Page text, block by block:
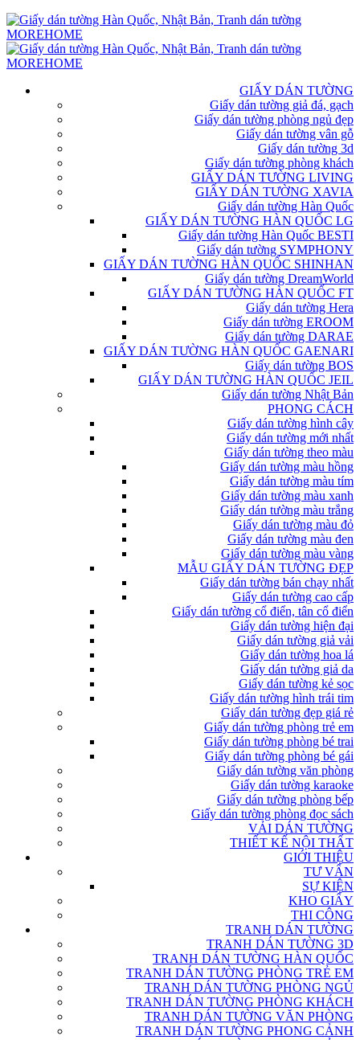
GIẤY DÁN TƯỜNG
Giấy dán tường giả đá, gạch
Giấy dán tường phòng ngủ đẹp
Giấy dán tường vân gỗ
Giấy dán tường 3d
Giấy dán tường phòng khách
GIẤY DÁN TƯỜNG LIVING
GIẤY DÁN TƯỜNG XAVIA
Giấy dán tường Hàn Quốc
GIẤY DÁN TƯỜNG HÀN QUỐC LG
Giấy dán tường Hàn Quốc BESTI
Giấy dán tường SYMPHONY
GIẤY DÁN TƯỜNG HÀN QUỐC SHINHAN
Giấy dán tường DreamWorld
GIẤY DÁN TƯỜNG HÀN QUỐC FT
Giấy dán tường Hera
Giấy dán tường EROOM
Giấy dán tường DARAE
GIẤY DÁN TƯỜNG HÀN QUỐC GAENARI
Giấy dán tường BOS
GIẤY DÁN TƯỜNG HÀN QUỐC JEIL
Giấy dán tường Nhật Bản
PHONG CÁCH
Giấy dán tường hình cây
Giấy dán tường mới nhất
Giấy dán tường theo màu
Giấy dán tường màu hồng
Giấy dán tường màu tím
Giấy dán tường màu xanh
Giấy dán tường màu trắng
Giấy dán tường màu đỏ
Giấy dán tường màu đen
Giấy dán tường màu vàng
MẪU GIẤY DÁN TƯỜNG ĐẸP
Giấy dán tường bán chạy nhất
Giấy dán tường cao cấp
Giấy dán tường cổ điển, tân cổ điển
Giấy dán tường hiện đại
Giấy dán tường giả vải
Giấy dán tường hoa lá
Giấy dán tường giả da
Giấy dán tường kẻ sọc
Giấy dán tường hình trái tim
Giấy dán tường đẹp giá rẻ
Giấy dán tường phòng trẻ em
Giấy dán tường phòng bé trai
Giấy dán tường phòng bé gái
Giấy dán tường văn phòng
Giấy dán tường karaoke
Giấy dán tường phòng bếp
Giấy dán tường phòng đọc sách
VẢI DÁN TƯỜNG
THIẾT KẾ NỘI THẤT
GIỚI THIỆU
TƯ VẤN
SỰ KIỆN
KHO GIẤY
THI CÔNG
TRANH DÁN TƯỜNG
TRANH DÁN TƯỜNG 3D
TRANH DÁN TƯỜNG HÀN QUỐC
TRANH DÁN TƯỜNG PHÒNG TRẺ EM
TRANH DÁN TƯỜNG PHÒNG NGỦ
TRANH DÁN TƯỜNG PHÒNG KHÁCH
TRANH DÁN TƯỜNG VĂN PHÒNG
TRANH DÁN TƯỜNG PHONG CẢNH